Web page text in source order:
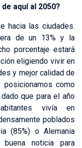
aquí al 2050?
hacia las ciudades.
de un 13% y la
porcentaje estará
eligiendo vivir en
y mejor calidad de
como
que para el año
vivía en
poblados
(85%) o Alemania
noticia para